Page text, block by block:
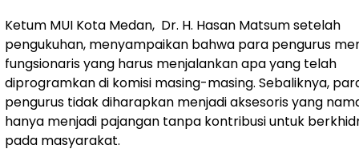
Ketum MUI Kota Medan, Dr. H. Hasan Matsum setelah
pengukuhan, menyampaikan bahwa para pengurus
fungsionaris yang harus menjalankan apa yang telah
diprogramkan di komisi masing-masing. Sebaliknya,
pengurus tidak diharapkan menjadi aksesoris yang
hanya menjadi pajangan tanpa kontribusi untuk
pada masyarakat.